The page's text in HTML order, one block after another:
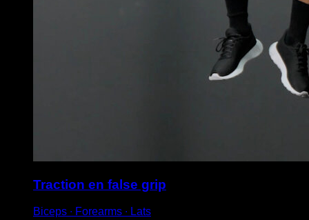
Traction en false grip
Biceps ∙ Forearms ∙ Lats